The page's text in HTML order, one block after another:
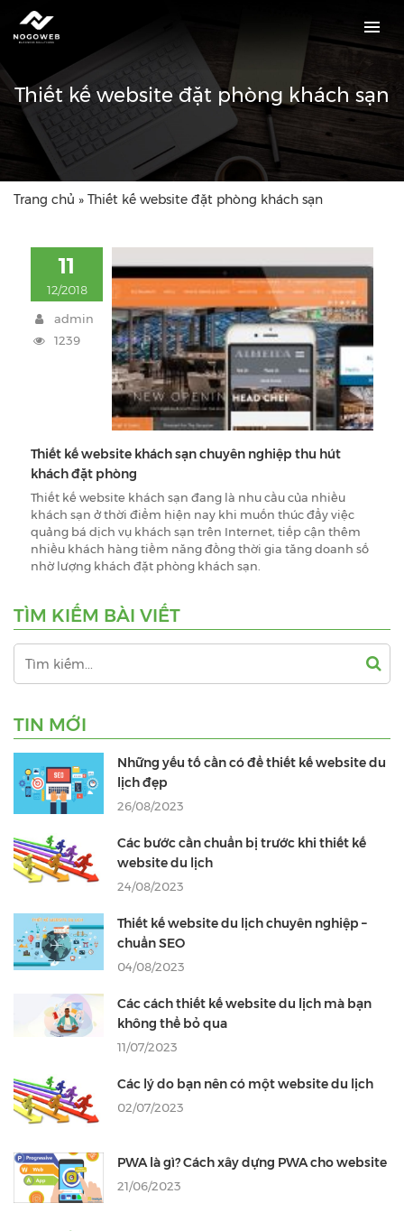
Thiết kế website đặt phòng khách sạn
Trang chủ » Thiết kế website đặt phòng khách sạn
11
12/2018
admin
1239
Thiết kế website khách sạn chuyên nghiệp thu hút
khách đặt phòng
Thiết kế website khách sạn đang là nhu cầu của nhiều
khách sạn ở thời điểm hiện nay khi muốn thúc đẩy việc
quảng bá dịch vụ khách sạn trên Internet, tiếp cận thêm
nhiều khách hàng tiềm năng đồng thời gia tăng doanh số
nhờ lượng khách đặt phòng khách sạn.
TÌM KIẾM BÀI VIẾT
TIN MỚI
Những yếu tố cần có để thiết kế website du
lịch đẹp
26/08/2023
Các bước cần chuẩn bị trước khi thiết kế
website du lịch
24/08/2023
Thiết kế website du lịch chuyên nghiệp –
chuẩn SEO
04/08/2023
Các cách thiết kế website du lịch mà bạn
không thể bỏ qua
11/07/2023
Các lý do bạn nên có một website du lịch
02/07/2023
PWA là gì? Cách xây dựng PWA cho website
21/06/2023